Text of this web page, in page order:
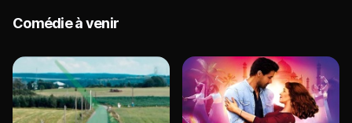
Comédie à venir